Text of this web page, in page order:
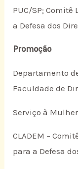
PUC/SP;
a Defesa dos
Promoção
Departamento
Faculdade de
Serviço à
CLADEM –
para a Defesa